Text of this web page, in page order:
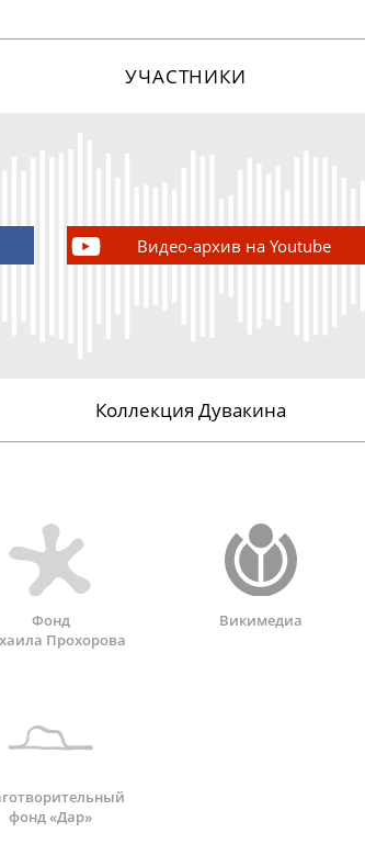
УЧАСТНИКИ
Видео-архив на Youtube
Коллекция Дувакина
Фонд
Прохорова
Викимедиа
фонд «Дар»